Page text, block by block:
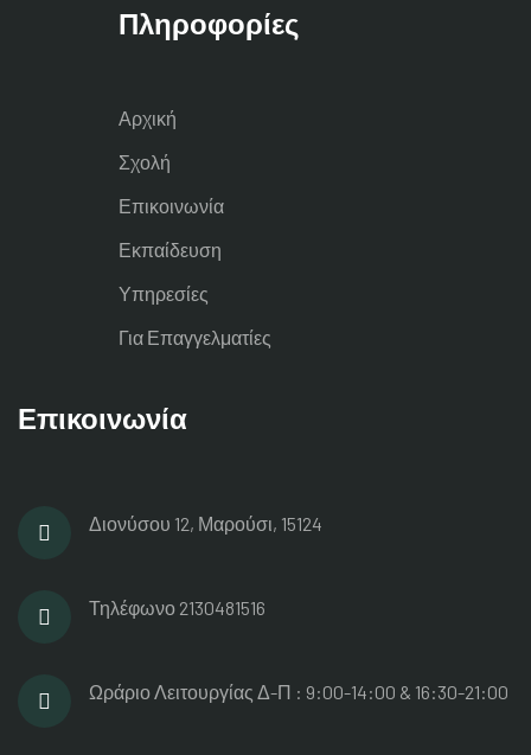
Πληροφορίες
Αρχική
Σχολή
Επικοινωνία
Εκπαίδευση
Υπηρεσίες
Για Επαγγελματίες
Επικοινωνία
Διονύσου 12, Μαρούσι, 15124
Τηλέφωνο 2130481516
Ωράριο Λειτουργίας Δ-Π : 9:00-14:00 & 16:30-21:00